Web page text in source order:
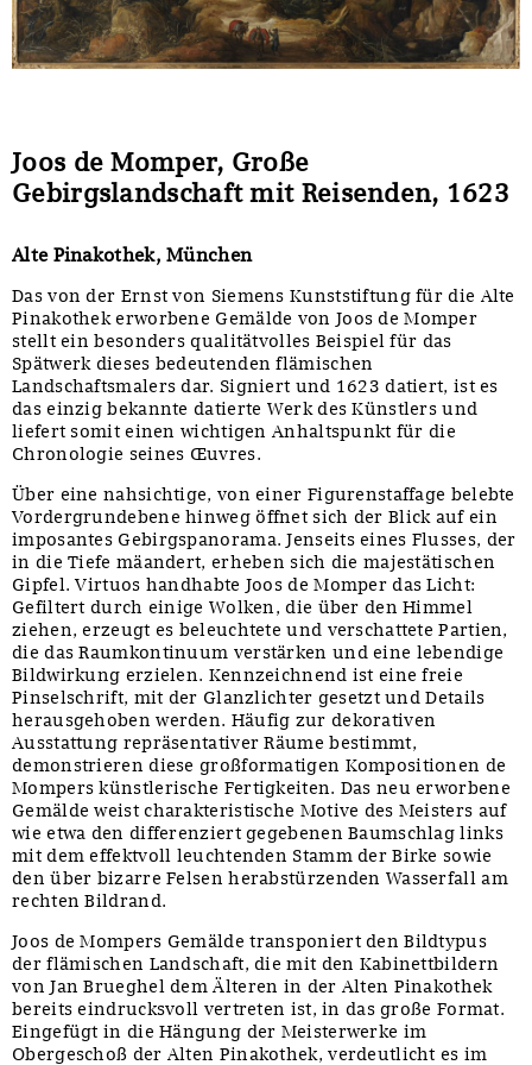
Joos de Momper, Große
Gebirgslandschaft mit Reisenden, 1623
Alte Pinakothek, München
Das von der Ernst von Siemens Kunststiftung für die Alte
Pinakothek erworbene Gemälde von Joos de Momper
stellt ein besonders qualitätvolles Beispiel für das
Spätwerk dieses bedeutenden flämischen
Landschaftsmalers dar. Signiert und 1623 datiert, ist es
das einzig bekannte datierte Werk des Künstlers und
liefert somit einen wichtigen Anhaltspunkt für die
Chronologie seines Œuvres.
Über eine nahsichtige, von einer Figurenstaffage belebte
Vordergrundebene hinweg öffnet sich der Blick auf ein
imposantes Gebirgspanorama. Jenseits eines Flusses, der
in die Tiefe mäandert, erheben sich die majestätischen
Gipfel. Virtuos handhabte Joos de Momper das Licht:
Gefiltert durch einige Wolken, die über den Himmel
ziehen, erzeugt es beleuchtete und verschattete Partien,
die das Raumkontinuum verstärken und eine lebendige
Bildwirkung erzielen. Kennzeichnend ist eine freie
Pinselschrift, mit der Glanzlichter gesetzt und Details
herausgehoben werden. Häufig zur dekorativen
Ausstattung repräsentativer Räume bestimmt,
demonstrieren diese großformatigen Kompositionen de
Mompers künstlerische Fertigkeiten. Das neu erworbene
Gemälde weist charakteristische Motive des Meisters auf
wie etwa den differenziert gegebenen Baumschlag links
mit dem effektvoll leuchtenden Stamm der Birke sowie
den über bizarre Felsen herabstürzenden Wasserfall am
rechten Bildrand.
Joos de Mompers Gemälde transponiert den Bildtypus
der flämischen Landschaft, die mit den Kabinettbildern
von Jan Brueghel dem Älteren in der Alten Pinakothek
bereits eindrucksvoll vertreten ist, in das große Format.
Eingefügt in die Hängung der Meisterwerke im
Obergeschoß der Alten Pinakothek, verdeutlicht es im
Sonstiges